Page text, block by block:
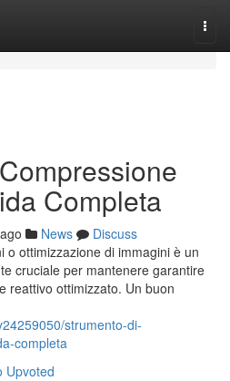
Completa
News
Discuss
o ottimizzazione di immagini è un
cruciale per mantenere garantire
reattivo ottimizzato. Un buon
strumento-di-
completa
Upvoted